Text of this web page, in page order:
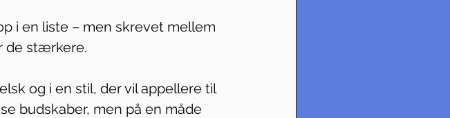
i en liste – men skrevet mellem
de stærkere.
og i en stil, der vil appellere til
budskaber, men på en måde